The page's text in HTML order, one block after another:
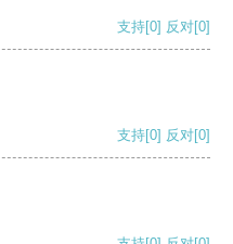
支持[0] 反对[0]
支持[0] 反对[0]